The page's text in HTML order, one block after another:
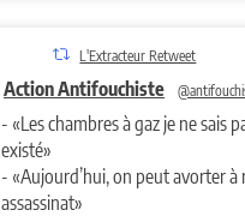
L'Extracteur Retweet
Action Antifouchiste
- «Les chambres à gaz je ne sais
existé»
- «Aujourd’hui, on peut avorter à
assassinat»